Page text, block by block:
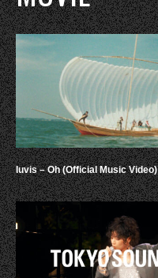
luvis – Oh (Official Music Video)